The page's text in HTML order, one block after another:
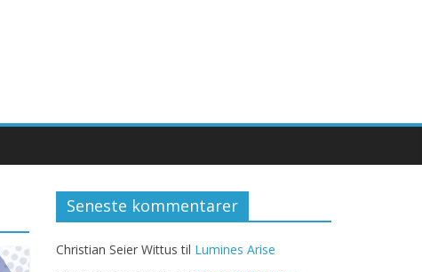
Seneste kommentarer
Christian Seier Wittus til Lumines Arise